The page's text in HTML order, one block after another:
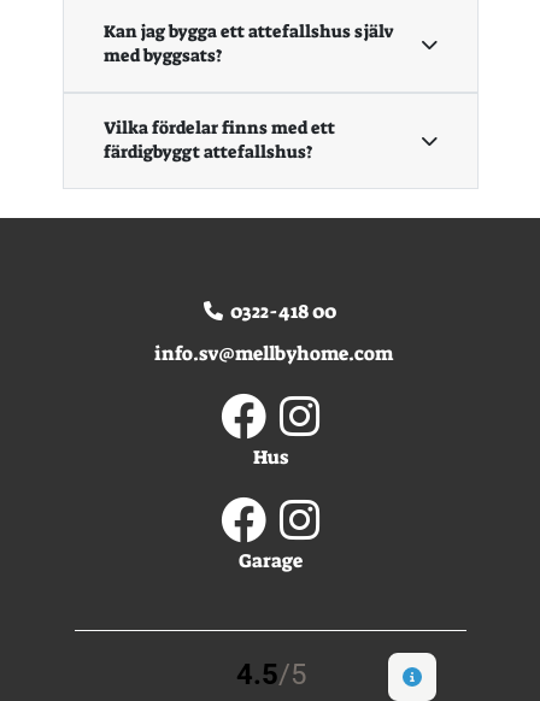
Kan jag bygga ett attefallshus själv
med byggsats?
Vilka fördelar finns med ett
färdigbyggt attefallshus?
0322-418 00
info.sv@mellbyhome.com
Hus
Garage